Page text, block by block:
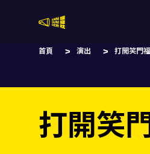
首頁 演出 打開笑門
打開笑